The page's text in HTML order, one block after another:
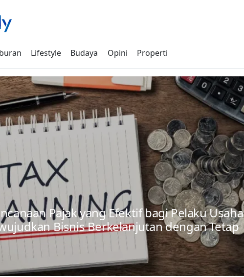
Lifestyle Budaya Opini Properti
Pajak yang Efektif bagi Pelaku Usaha
Bisnis Berkelanjutan dengan Tetap